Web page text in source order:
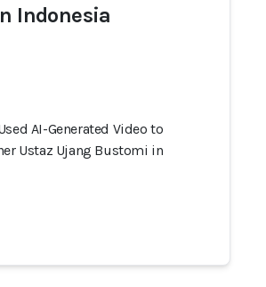
Indonesia
AI-Generated Video to
Ustaz Ujang Bustomi in